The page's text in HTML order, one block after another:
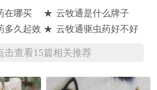
驱虫呢！”
虫
在哪买 ★ 云牧通是什么牌子
多久起效 ★ 云牧通驱虫药好不好
击查看15篇相关推荐